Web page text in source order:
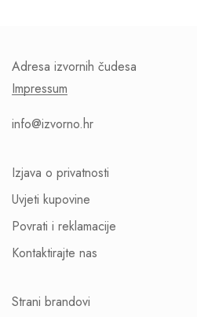
Adresa izvornih čudesa
Impressum
info@izvorno.hr
Izjava o privatnosti
Uvjeti kupovine
Povrati i reklamacije
Kontaktirajte nas
Strani brandovi